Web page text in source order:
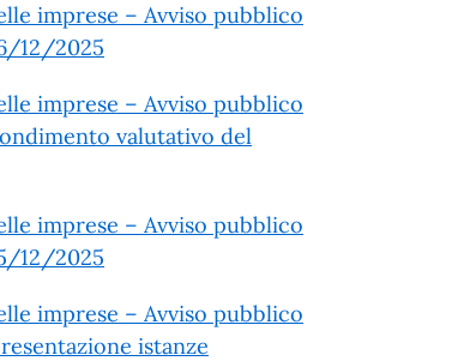
imprese – Avviso pubblico
12/2025
imprese – Avviso pubblico
valutativo del
imprese – Avviso pubblico
12/2025
imprese – Avviso pubblico
istanze